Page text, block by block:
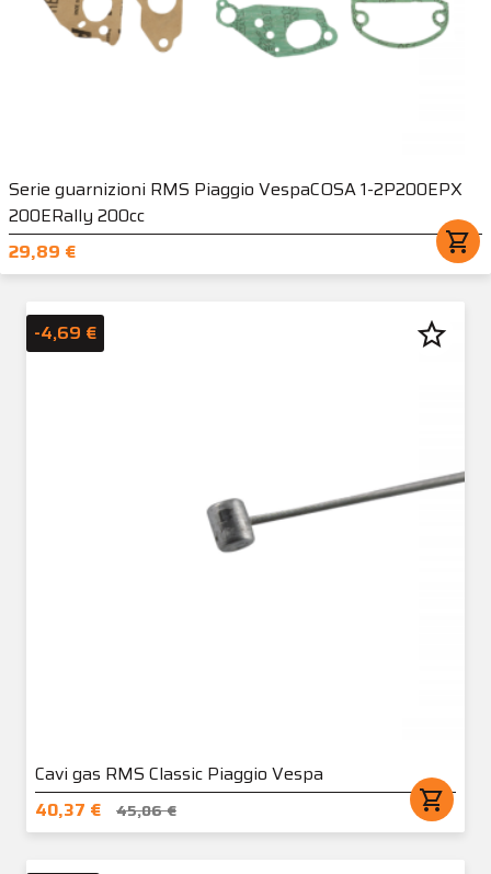
Serie guarnizioni RMS Piaggio VespaCOSA 1-2P200EPX
200ERally 200cc
29,89 €
shopping_cart
Cavi gas RMS Classic Piaggio Vespa
40,37 €
45,06 € shopping_cart
-4,69 € star_border